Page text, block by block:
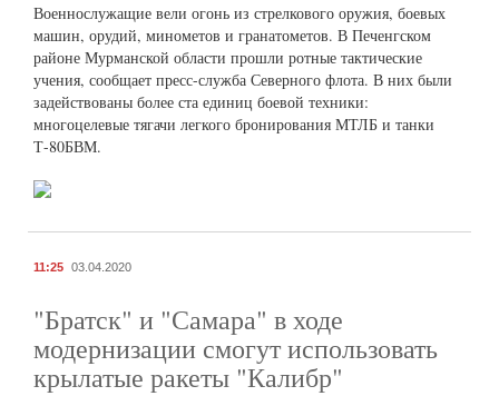
Военнослужащие вели огонь из стрелкового оружия, боевых
машин, орудий, минометов и гранатометов. В Печенгском
районе Мурманской области прошли ротные тактические
учения, сообщает пресс-служба Северного флота. В них были
задействованы более ста единиц боевой техники:
многоцелевые тягачи легкого бронирования МТЛБ и танки
Т-80БВМ.
11:25 03.04.2020
"Братск" и "Самара" в ходе
модернизации смогут использовать
крылатые ракеты "Калибр"